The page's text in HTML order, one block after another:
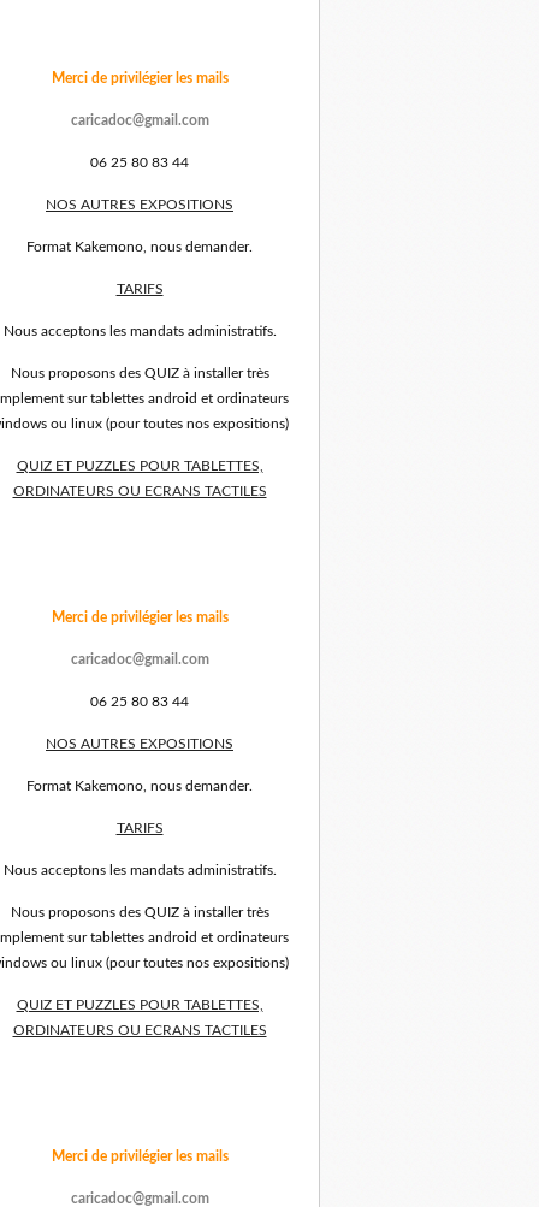
Merci de privilégier les mails
caricadoc@gmail.com
06 25 80 83 44
NOS AUTRES EXPOSITIONS
Format Kakemono, nous demander.
TARIFS
Nous acceptons les mandats administratifs.
Nous proposons des QUIZ à installer très
sur tablettes android et ordinateurs
ou linux (pour toutes nos expositions)
QUIZ ET PUZZLES POUR TABLETTES,
ORDINATEURS OU ECRANS TACTILES
Merci de privilégier les mails
caricadoc@gmail.com
06 25 80 83 44
NOS AUTRES EXPOSITIONS
Format Kakemono, nous demander.
TARIFS
Nous acceptons les mandats administratifs.
Nous proposons des QUIZ à installer très
sur tablettes android et ordinateurs
ou linux (pour toutes nos expositions)
QUIZ ET PUZZLES POUR TABLETTES,
ORDINATEURS OU ECRANS TACTILES
Merci de privilégier les mails
caricadoc@gmail.com